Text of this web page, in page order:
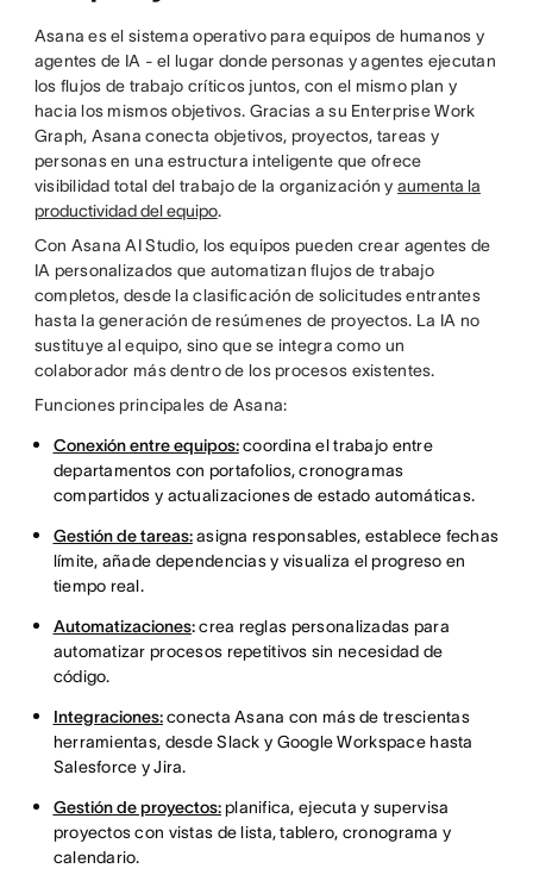
Asana es el sistema operativo para equipos de humanos y
agentes de IA - el lugar donde personas y agentes ejecutan
los flujos de trabajo críticos juntos, con el mismo plan y
hacia los mismos objetivos. Gracias a su Enterprise Work
Graph, Asana conecta objetivos, proyectos, tareas y
personas en una estructura inteligente que ofrece
visibilidad total del trabajo de la organización y aumenta la
productividad del equipo.
Con Asana AI Studio, los equipos pueden crear agentes de
IA personalizados que automatizan flujos de trabajo
completos, desde la clasificación de solicitudes entrantes
hasta la generación de resúmenes de proyectos. La IA no
sustituye al equipo, sino que se integra como un
colaborador más dentro de los procesos existentes.
Funciones principales de Asana:
Conexión entre equipos:coordina el trabajo entre
departamentos con portafolios, cronogramas
compartidos y actualizaciones de estado automáticas.
Gestión de tareas:asigna responsables, establece fechas
límite, añade dependencias y visualiza el progreso en
tiempo real.
Automatizaciones:crea reglas personalizadas para
automatizar procesos repetitivos sin necesidad de
código.
Integraciones:conecta Asana con más de trescientas
herramientas, desde Slack y Google Workspace hasta
Salesforce y Jira.
Gestión de proyectos:planifica, ejecuta y supervisa
proyectos con vistas de lista, tablero, cronograma y
calendario.